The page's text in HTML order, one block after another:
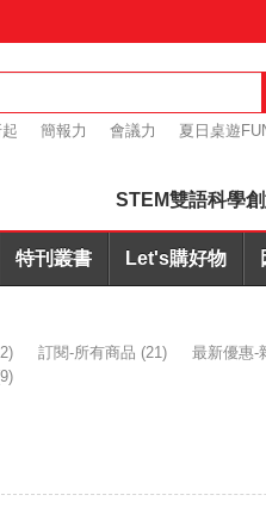
簡報力 會議力
夏日桌遊
STEM雙語科學
特刊叢書 Let's購好物
訂閱-所有商品 (21) 最新優惠-